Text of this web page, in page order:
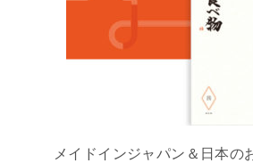
メイドインジャパン＆日本の